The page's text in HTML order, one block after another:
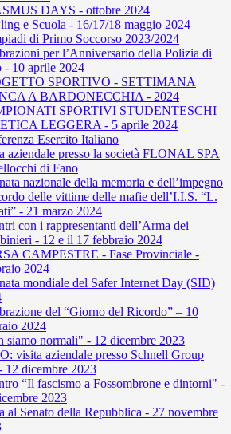
DAYS - ottobre 2024
e Scuola - 16/17/18 maggio 2024
di Primo Soccorso 2023/2024
per l’Anniversario della Polizia di
- 10 aprile 2024
SPORTIVO - SETTIMANA
A BARDONECCHIA - 2024
SPORTIVI STUDENTESCHI
LEGGERA - 5 aprile 2024
Esercito Italiano
aziendale presso la società FLONAL SPA
di Fano
nazionale della memoria e dell’impegno
delle vittime delle mafie dell’I.I.S. “L.
- 21 marzo 2024
con i rappresentanti dell’Arma dei
- 12 e il 17 febbraio 2024
CAMPESTRE - Fase Provinciale -
2024
mondiale del Safer Internet Day (SID)
del “Giorno del Ricordo” – 10
2024
siamo normali" - 12 dicembre 2023
visita aziendale presso Schnell Group
12 dicembre 2023
“Il fascismo a Fossombrone e dintorni" -
2023
al Senato della Repubblica - 27 novembre